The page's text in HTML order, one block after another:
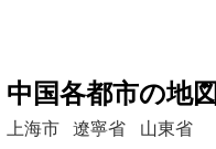
中国各都市の地図
上海市 遼寧省 山東省